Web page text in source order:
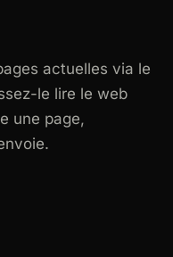
actuelles via le
le lire le web
une page,